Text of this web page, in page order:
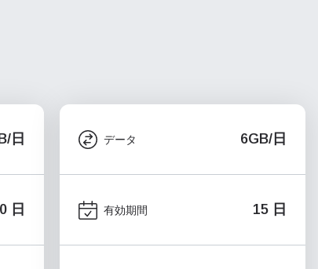
日
日
データ 6GB/日
有効期間 15 日